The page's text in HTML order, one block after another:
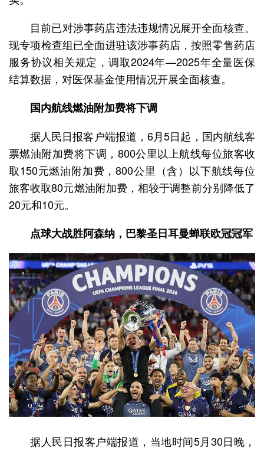
目前已对涉事药店违法违规情况展开全面核查。
现专项检查组已全面进驻该涉事药店，按照零售药店
服务协议相关规定，调取2024年—2025年全量医保
结算数据，对医保基金使用情况开展全面核查。
国内航线燃油附加费将下调
据人民日报客户端报道，6月5日起，国内航线客
票燃油附加费将下调，800公里以上航线每位旅客收
取150元燃油附加费，800公里（含）以下航线每位
旅客收取80元燃油附加费，相较于调整前分别降低了
20元和10元。
点球大战胜阿森纳，巴黎圣日耳曼蝉联欧冠冠军
据人民日报客户端报道，当地时间5月30日晚，